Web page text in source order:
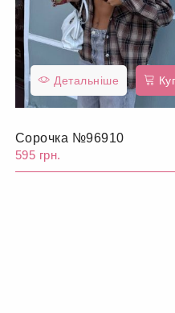
Детальніше
Сорочка №96910
595 грн.